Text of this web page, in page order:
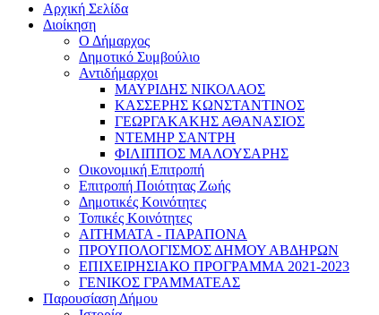
Αρχική Σελίδα
Διοίκηση
Ο Δήμαρχος
Δημοτικό Συμβούλιο
Αντιδήμαρχοι
ΜΑΥΡΙΔΗΣ ΝΙΚΟΛΑΟΣ
ΚΑΣΣΕΡΗΣ ΚΩΝΣΤΑΝΤΙΝΟΣ
ΓΕΩΡΓΑΚΑΚΗΣ ΑΘΑΝΑΣΙΟΣ
ΝΤΕΜΗΡ ΣΑΝΤΡΗ
ΦΙΛΙΠΠΟΣ ΜΑΛΟΥΣΑΡΗΣ
Οικονομική Επιτροπή
Επιτροπή Ποιότητας Ζωής
Δημοτικές Κοινότητες
Τοπικές Κοινότητες
ΑΙΤΗΜΑΤΑ - ΠΑΡΑΠΟΝΑ
ΠΡΟΥΠΟΛΟΓΙΣΜΟΣ ΔΗΜΟΥ ΑΒΔΗΡΩΝ
ΕΠΙΧΕΙΡΗΣΙΑΚΟ ΠΡΟΓΡΑΜΜΑ 2021-2023
ΓΕΝΙΚΟΣ ΓΡΑΜΜΑΤΕΑΣ
Παρουσίαση Δήμου